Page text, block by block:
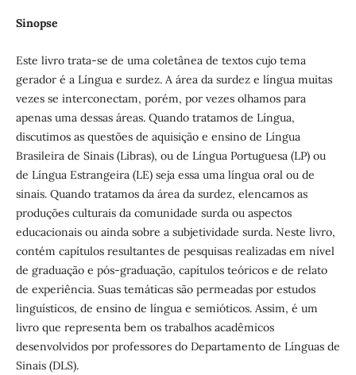
Sinopse
Este livro trata-se de uma coletânea de textos cujo tema
gerador é a Língua e surdez. A área da surdez e língua muitas
vezes se interconectam, porém, por vezes olhamos para
apenas uma dessas áreas. Quando tratamos de Língua,
discutimos as questões de aquisição e ensino de Língua
Brasileira de Sinais (Libras), ou de Língua Portuguesa (LP) ou
de Língua Estrangeira (LE) seja essa uma língua oral ou de
sinais. Quando tratamos da área da surdez, elencamos as
produções culturais da comunidade surda ou aspectos
educacionais ou ainda sobre a subjetividade surda. Neste livro,
contém capítulos resultantes de pesquisas realizadas em nível
de graduação e pós-graduação, capítulos teóricos e de relato
de experiência. Suas temáticas são permeadas por estudos
linguísticos, de ensino de língua e semióticos. Assim, é um
livro que representa bem os trabalhos acadêmicos
desenvolvidos por professores do Departamento de Línguas de
Sinais (DLS).